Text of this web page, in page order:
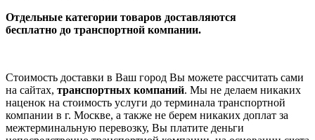
Отдельные категории товаров доставляются
бесплатно до транспортной компании.
Стоимость доставки в Ваш город Вы можете рассчитать сами
на сайтах, транспортных компаний. Мы не делаем никаких
наценок на стоимость услуги до терминала транспортной
компании в г. Москве, а также не берем никаких доплат за
межтерминальную перевозку, Вы платите деньги